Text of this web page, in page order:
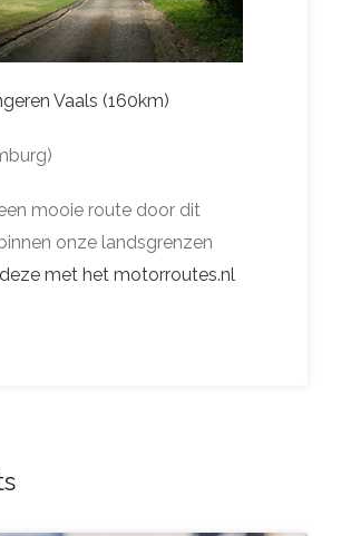
Vaals (160km)
mooie route door dit
onze landsgrenzen
met het motorroutes.nl